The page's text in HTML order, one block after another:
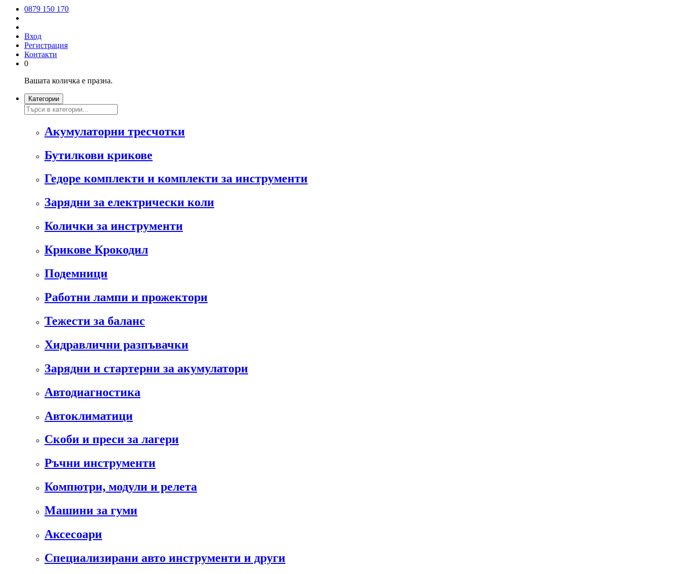
0879 150 170
Вход
Регистрация
Контакти
0
Вашата количка е празна.
Категории
Акумулаторни тресчотки
Бутилкови крикове
Гедоре комплекти и комплекти за инструменти
Зарядни за електрически коли
Колички за инструменти
Крикове Крокодил
Подемници
Работни лампи и прожектори
Тежести за баланс
Хидравлични разпъвачки
Зарядни и стартерни за акумулатори
Автодиагностика
Автоклиматици
Скоби и преси за лагери
Ръчни инструменти
Компютри, модули и релета
Машини за гуми
Аксесоари
Специализирани авто инструменти и други